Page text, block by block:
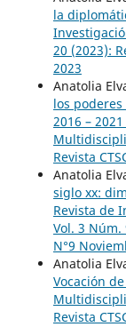
la
20 (2023):
2023
Anatolia
los
2016 – 2021
Revista
Anatolia
siglo xx:
Revista de
Vol. 3 Núm.
N°9
Anatolia
Vocación
Revista